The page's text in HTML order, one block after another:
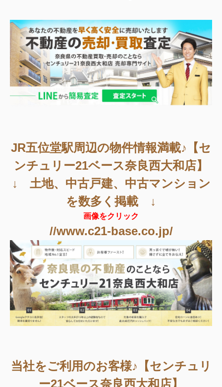
JR五位堂駅周辺の物件情報満載♪【セ
ンチュリー21ベース奈良西大和店】
↓ 土地、中古戸建、中古マンション
を数多く掲載 ↓
画像をクリック
//www.c21-base.co.jp/
当社をご利用のお客様♪【センチュリ
ー21ベース奈良西大和店】